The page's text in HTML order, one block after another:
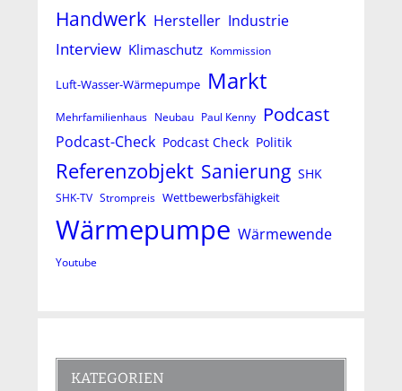
Handwerk Hersteller Industrie
Interview Klimaschutz Kommission
Luft-Wasser-Wärmepumpe Markt
Mehrfamilienhaus Neubau Paul Kenny Podcast
Podcast-Check Podcast Check Politik
Referenzobjekt Sanierung SHK
SHK-TV Strompreis Wettbewerbsfähigkeit
Wärmepumpe Wärmewende
Youtube
KATEGORIEN